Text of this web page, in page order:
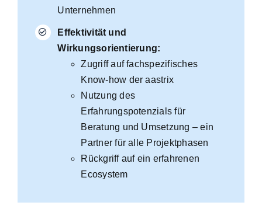
Unternehmen
Effektivität und
Wirkungsorientierung:
Zugriff auf fachspezifisches
Know-how der aastrix
Nutzung des
Erfahrungspotenzials für
Beratung und Umsetzung – ein
Partner für alle Projektphasen
Rückgriff auf ein erfahrenen
Ecosystem